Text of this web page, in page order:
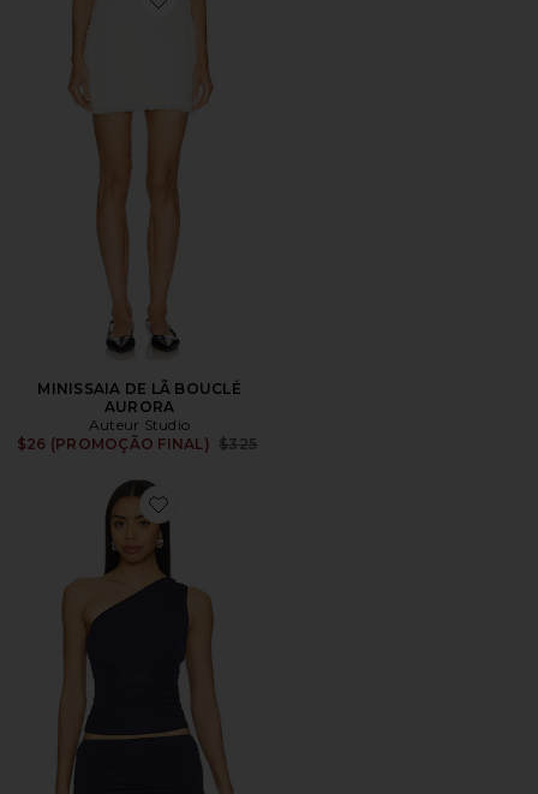
Favorite MINISSAIA DE LÃ BOUCLÉ AURORA
MINISSAIA DE LÃ BOUCLÉ
AURORA
Auteur Studio
$26 (PROMOÇÃO FINAL) Previous price:
$325
Favorite Nora Top